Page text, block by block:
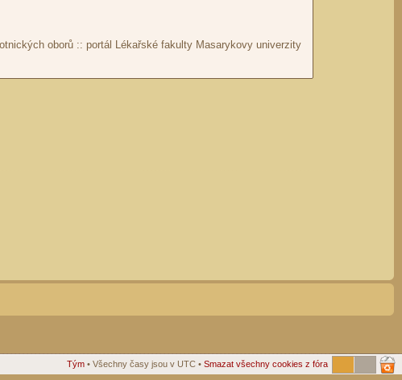
Tým • Všechny časy jsou v UTC • Smazat všechny cookies z fóra